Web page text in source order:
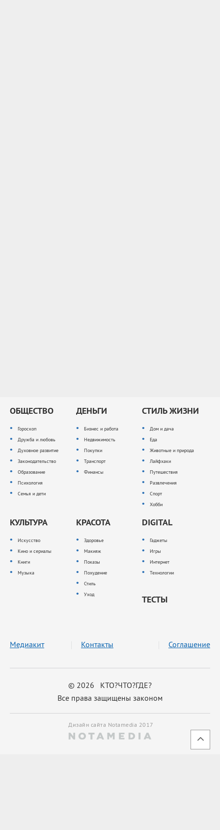
ОБЩЕСТВО
Гороскоп
Дружба и любовь
Духовное развитие
Законодательство
Образование
Психология
Семья и дети
ДЕНЬГИ
Бизнес и работа
Недвижимость
Покупки
Транспорт
Финансы
СТИЛЬ ЖИЗНИ
Дом и дача
Еда
Животные и природа
Лайфхаки
Путешествия
Развлечения
Спорт
Хобби
КУЛЬТУРА
Искусство
Кино и сериалы
Книги
Музыка
КРАСОТА
Здоровье
Макияж
Показы
Похудение
Стиль
Уход
DIGITAL
Гаджеты
Игры
Интернет
Технологии
ТЕСТЫ
© 2026 КТО?ЧТО?ГДЕ?
Все права защищены законом
Медиакит Контакты Соглашение
Дизайн сайта Notamedia 2017